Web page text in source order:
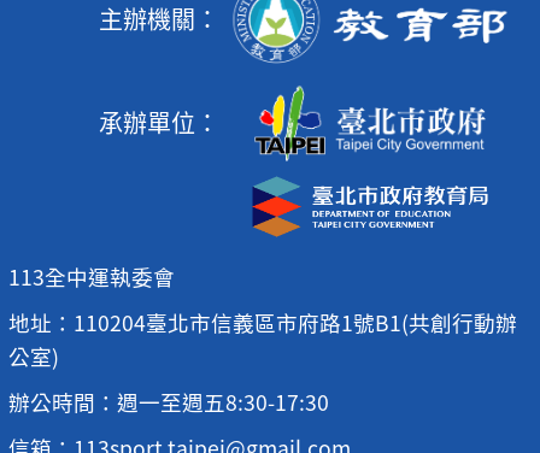
主辦機關：
承辦單位：
113全中運執委會
地址：110204臺北市信義區市府路1號B1(共創行動辦
公室)
辦公時間：週一至週五8:30-17:30